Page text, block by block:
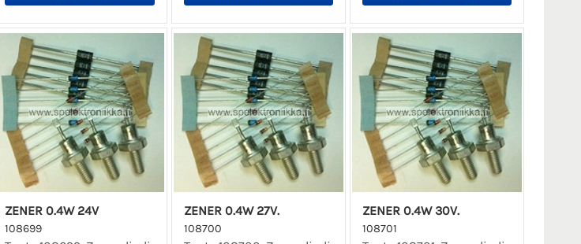
ZENER 0.4W 24V
108699
ZENER 0.4W 27V.
108700
ZENER 0.4W 30V.
108701